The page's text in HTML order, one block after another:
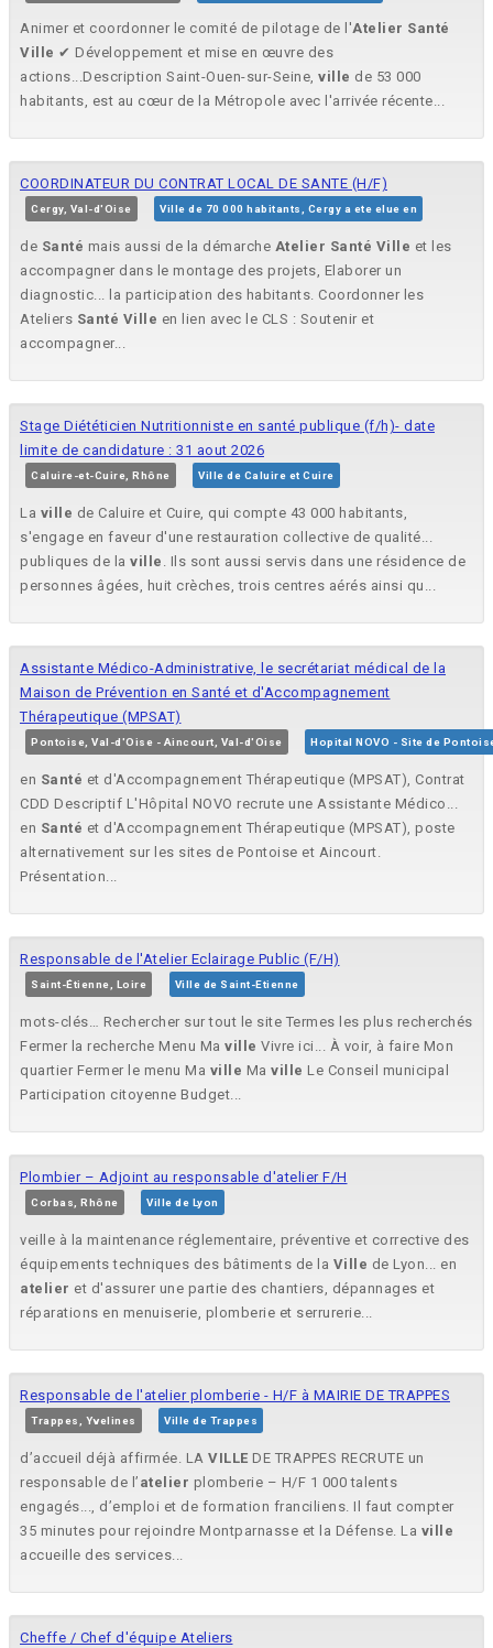
Animer et coordonner le comité de pilotage de l'Atelier Santé
Ville ✔ Développement et mise en œuvre des
actions...Description Saint-Ouen-sur-Seine, ville de 53 000
habitants, est au cœur de la Métropole avec l'arrivée récente...
COORDINATEUR DU CONTRAT LOCAL DE SANTE (H/F)
Cergy, Val-d'Oise Ville de 70 000 habitants, Cergy a ete elue en
de Santé mais aussi de la démarche Atelier Santé Ville et les
accompagner dans le montage des projets, Elaborer un
diagnostic... la participation des habitants. Coordonner les
Ateliers Santé Ville en lien avec le CLS : Soutenir et
accompagner...
Stage Diététicien Nutritionniste en santé publique (f/h)- date
limite de candidature : 31 aout 2026
Caluire-et-Cuire, Rhône Ville de Caluire et Cuire
La ville de Caluire et Cuire, qui compte 43 000 habitants,
s'engage en faveur d'une restauration collective de qualité...
publiques de la ville . Ils sont aussi servis dans une résidence de
personnes âgées, huit crèches, trois centres aérés ainsi qu...
Assistante Médico-Administrative, le secrétariat médical de la
Maison de Prévention en Santé et d'Accompagnement
Thérapeutique (MPSAT)
Pontoise, Val-d'Oise - Aincourt, Val-d'Oise Hopital NOVO - Site de
en Santé et d'Accompagnement Thérapeutique (MPSAT), Contrat
CDD Descriptif L'Hôpital NOVO recrute une Assistante Médico...
en Santé et d'Accompagnement Thérapeutique (MPSAT), poste
alternativement sur les sites de Pontoise et Aincourt.
Présentation...
Responsable de l'Atelier Eclairage Public (F/H)
Saint-Étienne, Loire Ville de Saint-Etienne
mots-clés… Rechercher sur tout le site Termes les plus recherchés
Fermer la recherche Menu Ma ville Vivre ici... À voir, à faire Mon
quartier Fermer le menu Ma ville Ma ville Le Conseil municipal
Participation citoyenne Budget...
Plombier – Adjoint au responsable d'atelier F/H
Corbas, Rhône Ville de Lyon
veille à la maintenance réglementaire, préventive et corrective des
équipements techniques des bâtiments de la Ville de Lyon... en
atelier et d'assurer une partie des chantiers, dépannages et
réparations en menuiserie, plomberie et serrurerie...
Responsable de l'atelier plomberie - H/F à MAIRIE DE TRAPPES
Trappes, Yvelines Ville de Trappes
d’accueil déjà affirmée. LA VILLE DE TRAPPES RECRUTE un
responsable de l’ atelier plomberie – H/F 1 000 talents
engagés..., d’emploi et de formation franciliens. Il faut compter
35 minutes pour rejoindre Montparnasse et la Défense. La ville
accueille des services...
Cheffe / Chef d'équipe Ateliers